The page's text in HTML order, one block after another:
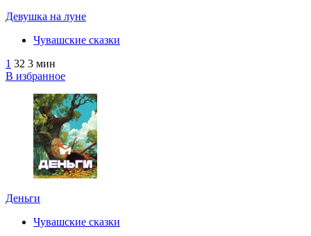
Девушка на луне
Чувашские сказки
1 32 3 мин
В избранное
Деньги
Чувашские сказки